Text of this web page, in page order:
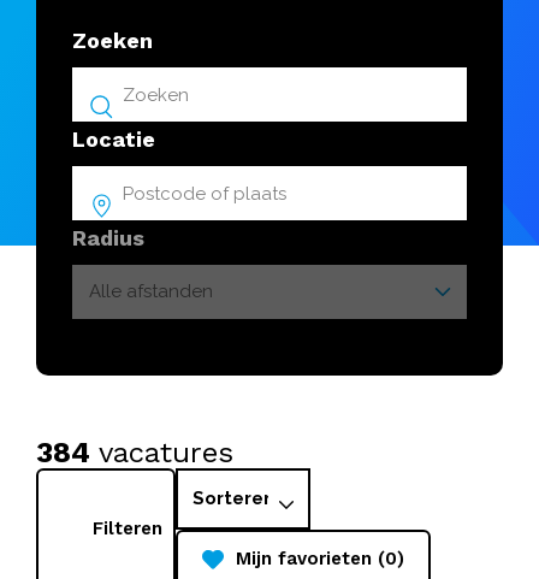
Zoeken
Locatie
Radius
384 vacatures
Filteren
Mijn favorieten (0)